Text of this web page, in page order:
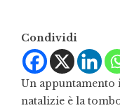
Condividi
Un appuntamento
natalizie è la